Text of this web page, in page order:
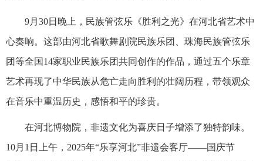
9月30日晚上，民族管弦乐《胜利之光》在河北省艺术中
心奏响。这部由河北省歌舞剧院民族乐团、珠海民族管弦乐
团等全国14家职业民族乐团共同创作的作品，通过五个乐章
艺术再现了中华民族从危亡走向胜利的壮阔历程，带领观众
在音乐中重温历史，感悟和平的珍贵。
在河北博物院，非遗文化为喜庆日子增添了独特韵味。
10月1日上午，2025年“乐享河北”非遗会客厅——国庆节